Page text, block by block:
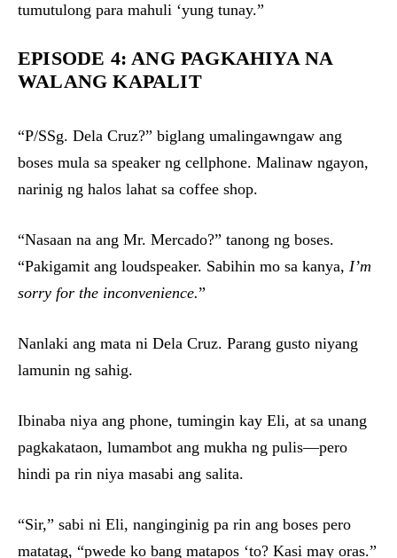
tumutulong para mahuli ‘yung tunay.”
EPISODE 4: ANG PAGKAHIYA NA
WALANG KAPALIT
“P/SSg. Dela Cruz?” biglang umalingawngaw ang
boses mula sa speaker ng cellphone. Malinaw ngayon,
narinig ng halos lahat sa coffee shop.
“Nasaan na ang Mr. Mercado?” tanong ng boses.
“Pakigamit ang loudspeaker. Sabihin mo sa kanya, I’m
sorry for the inconvenience.”
Nanlaki ang mata ni Dela Cruz. Parang gusto niyang
lamunin ng sahig.
Ibinaba niya ang phone, tumingin kay Eli, at sa unang
pagkakataon, lumambot ang mukha ng pulis—pero
hindi pa rin niya masabi ang salita.
“Sir,” sabi ni Eli, nanginginig pa rin ang boses pero
matatag, “pwede ko bang matapos ‘to? Kasi may oras.”